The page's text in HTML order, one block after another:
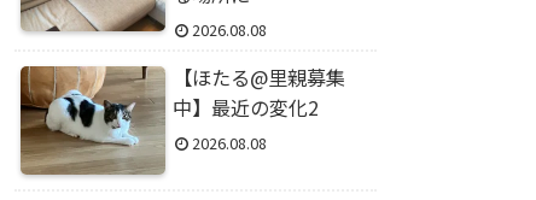
2026.08.08
【ほたる@里親募集
中】最近の変化2
2026.08.08